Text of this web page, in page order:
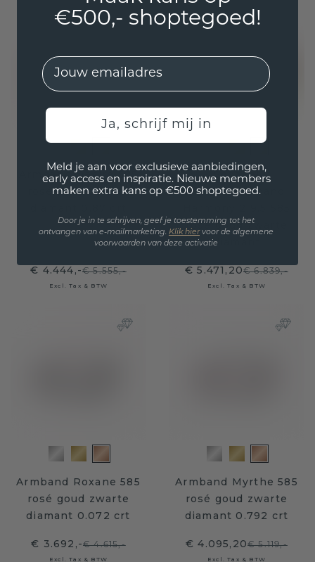
Armband Desire 585
rosé goud zwarte
€ 4.444,-€ 5.555,-
Excl. Tax & BTW
Schakel
schakelarmband
rosé goud zwarte
diamant
€ 5.471,20€ 6.839,-
Excl. Tax & BTW
Armband Roxane 585
rosé goud zwarte
diamant 0.072 crt
€ 3.692,-€ 4.615,-
Excl. Tax & BTW
Armband Myrthe 585
rosé goud zwarte
diamant 0.792 crt
€ 4.095,20€ 5.119,-
Excl. Tax & BTW
€500,- shoptegoed!
EMail
Ja, schrijf mij in
Meld je aan voor exclusieve aanbiedingen,
early access en inspiratie. Nieuwe members
maken extra kans op €500 shoptegoed.
Door je in te schrijven, geef je toestemming tot het
ontvangen van e-mailmarketing. Klik hiervoor de algemene
voorwaarden van deze activatie